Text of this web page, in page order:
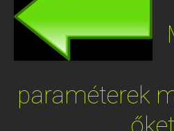
paraméterek